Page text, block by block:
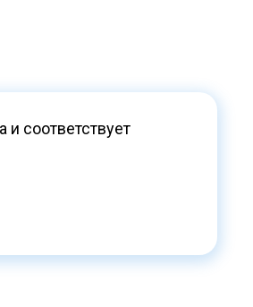
соответствует